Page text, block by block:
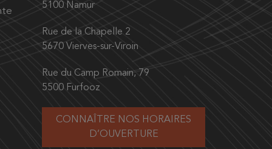
5100 Namur
Rue de la Chapelle 2
5670 Vierves-sur-Viroin
Rue du Camp Romain, 79
5500 Furfooz
CONNAÎTRE NOS HORAIRES
D’OUVERTURE